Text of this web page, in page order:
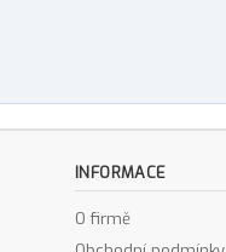
INFORMACE
O firmě